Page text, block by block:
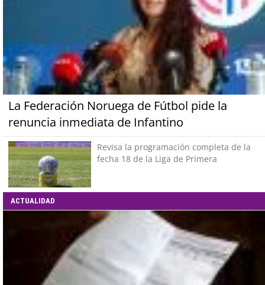
La Federación Noruega de Fútbol pide la
renuncia inmediata de Infantino
Revisa la programación completa de la
fecha 18 de la Liga de Primera
ACTUALIDAD